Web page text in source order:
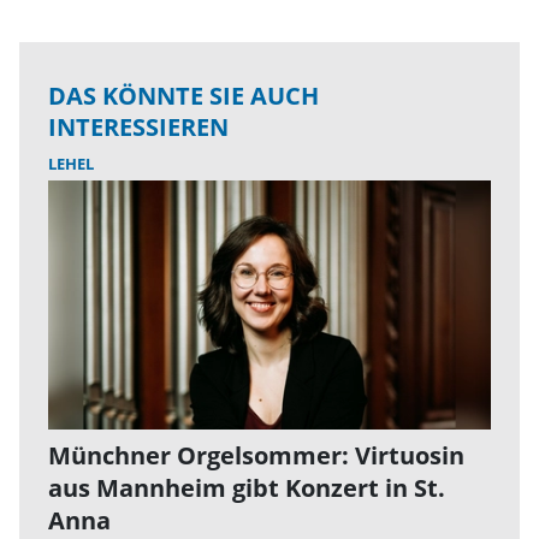
DAS KÖNNTE SIE AUCH
INTERESSIEREN
LEHEL
Münchner Orgelsommer: Virtuosin
aus Mannheim gibt Konzert in St.
Anna